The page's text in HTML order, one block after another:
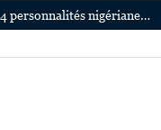
4 personnalités nigérianes rejoignent la prestigieuse Académie des Oscars